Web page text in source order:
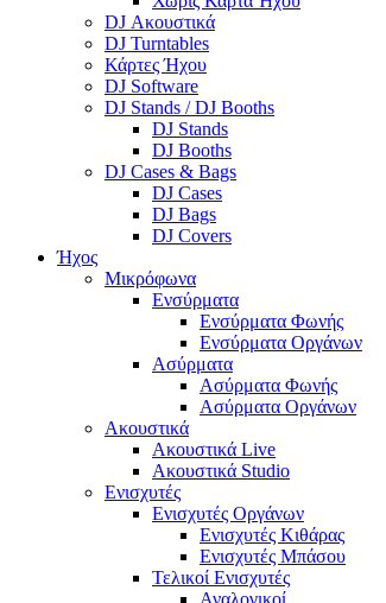
DJ Ακουστικά
DJ Turntables
Κάρτες Ήχου
DJ Software
DJ Stands / DJ Booths
DJ Stands
DJ Booths
DJ Cases & Bags
DJ Cases
DJ Bags
DJ Covers
Ήχος
Μικρόφωνα
Ενσύρματα
Ενσύρματα Φωνής
Ενσύρματα Οργάνων
Ασύρματα
Ασύρματα Φωνής
Ασύρματα Οργάνων
Ακουστικά
Ακουστικά Live
Ακουστικά Studio
Ενισχυτές
Ενισχυτές Οργάνων
Ενισχυτές Κιθάρας
Ενισχυτές Μπάσου
Τελικοί Ενισχυτές
Αναλογικοί